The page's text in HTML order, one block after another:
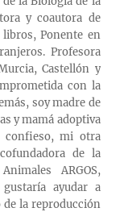
y coautora de
Ponente en
Profesora
Castellón y
con la
soy madre de
y mamá adoptiva
confieso, mi otra
de la
ARGOS,
ayudar a
la reproducción